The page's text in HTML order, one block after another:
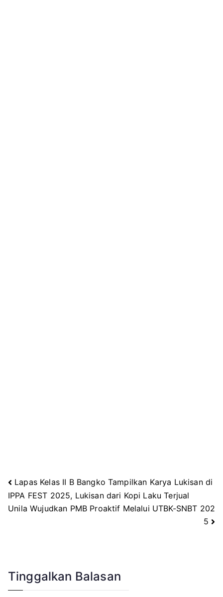
Navigasi
Lapas Kelas II B Bangko Tampilkan Karya Lukisan di
IPPA FEST 2025, Lukisan dari Kopi Laku Terjual
Unila Wujudkan PMB Proaktif Melalui UTBK-SNBT 202
5
Tinggalkan Balasan